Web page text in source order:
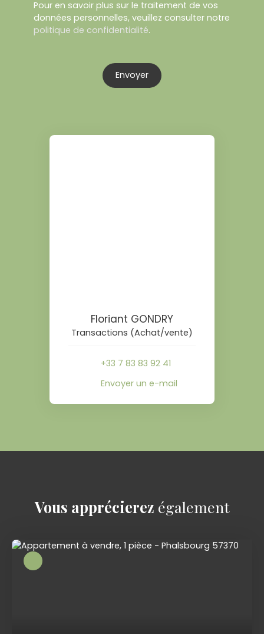
Pour en savoir plus sur le traitement de vos
données personnelles, veuillez consulter notre
politique de confidentialité.
Envoyer
Floriant GONDRY
Transactions (Achat/vente)
+33 7 83 83 92 41
Envoyer un e-mail
Vous apprécierez également